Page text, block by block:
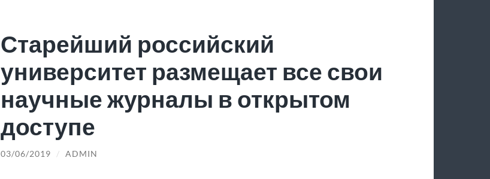
Старейший российский
университет размещает все свои
научные журналы в открытом
доступе
03/06/2019 / ADMIN